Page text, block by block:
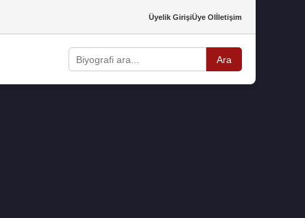
Üyelik GirişiÜye Olİletişim
Ara